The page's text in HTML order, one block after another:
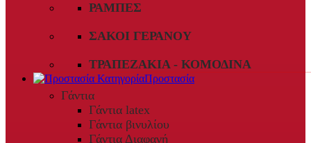
ΡΆΜΠΕΣ
ΣΆΚΟΙ ΓΕΡΑΝΟΎ
ΤΡΑΠΕΖΆΚΙΑ - ΚΟΜΟΔΊΝΑ
Προστασία
Γάντια
Γάντια latex
Γάντια βινυλίου
Γάντια Διαφανή